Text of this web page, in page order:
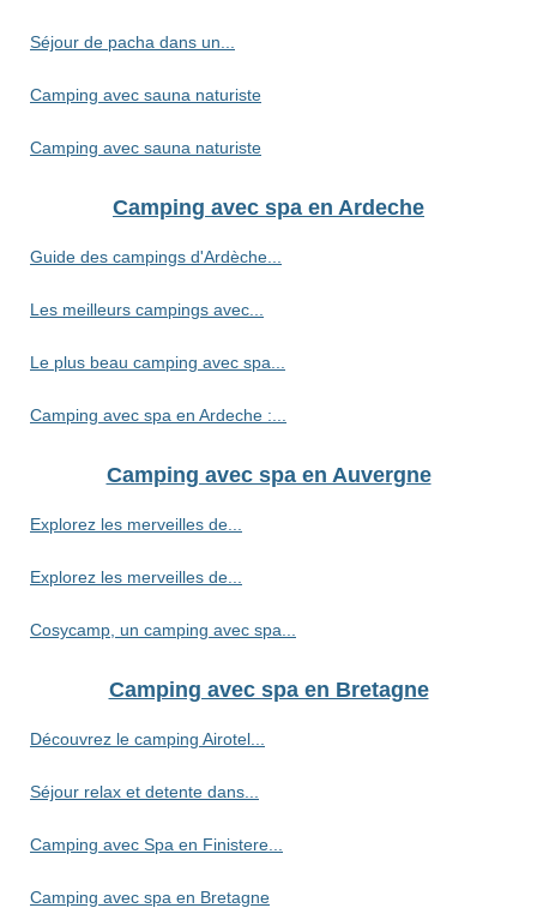
Séjour de pacha dans un...
Camping avec sauna naturiste
Camping avec sauna naturiste
Camping avec spa en Ardeche
Guide des campings d'Ardèche...
Les meilleurs campings avec...
Le plus beau camping avec spa...
Camping avec spa en Ardeche :...
Camping avec spa en Auvergne
Explorez les merveilles de...
Explorez les merveilles de...
Cosycamp, un camping avec spa...
Camping avec spa en Bretagne
Découvrez le camping Airotel...
Séjour relax et detente dans...
Camping avec Spa en Finistere...
Camping avec spa en Bretagne